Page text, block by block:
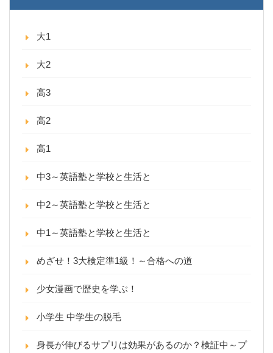
大1
大2
高3
高2
高1
中3～英語塾と学校と生活と
中2～英語塾と学校と生活と
中1～英語塾と学校と生活と
めざせ！3大検定準1級！～合格への道
少女漫画で歴史を学ぶ！
小学生 中学生の脱毛
身長が伸びるサプリは効果があるのか？検証中～プ